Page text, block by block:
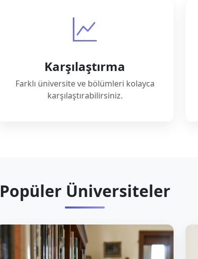
Karşılaştırma
Farklı üniversite ve bölümleri kolayca
karşılaştırabilirsiniz.
Popüler Üniversiteler